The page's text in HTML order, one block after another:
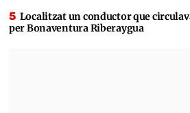
Localitzat un conductor que
per Bonaventura Riberaygua